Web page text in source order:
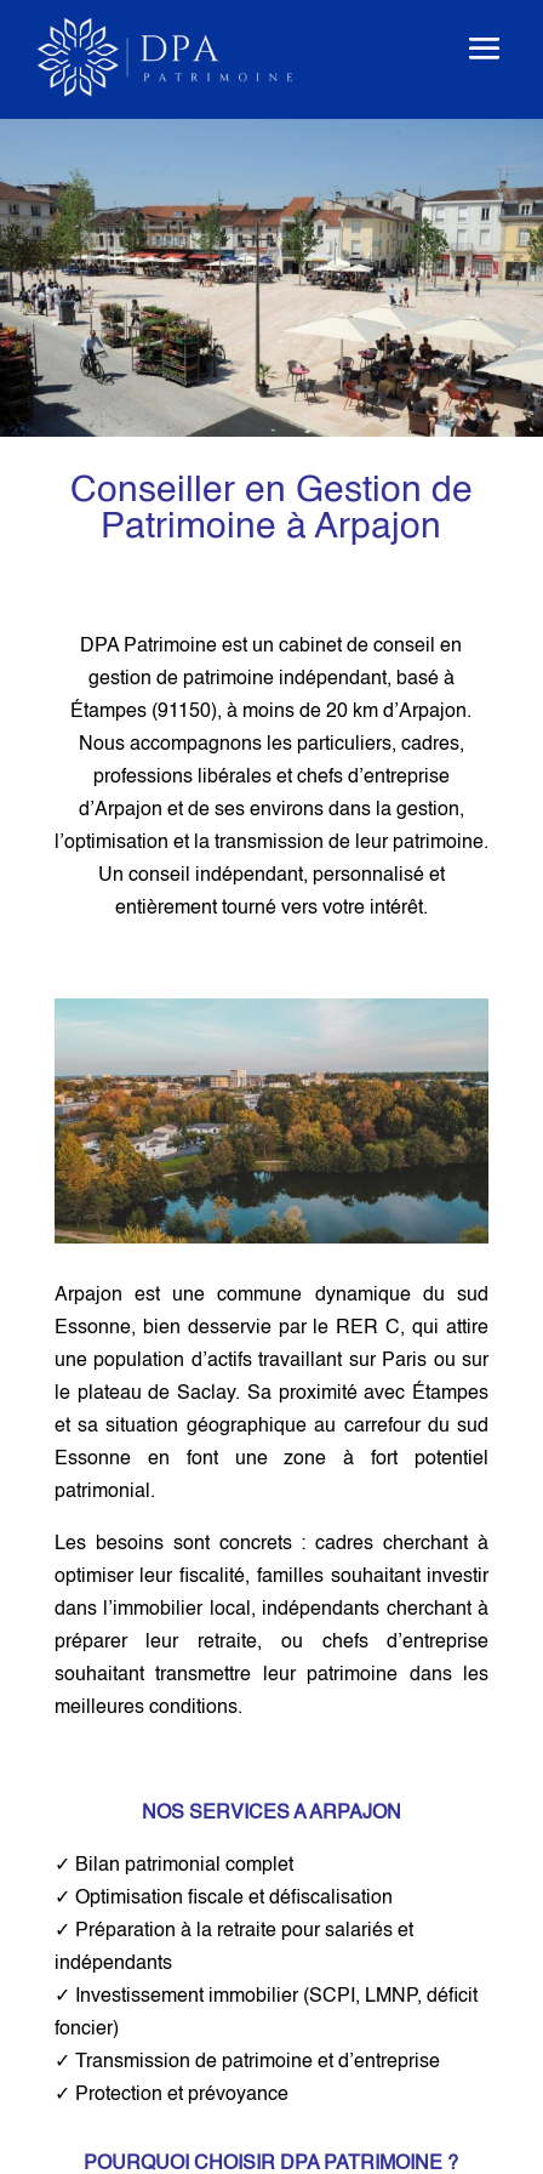
Conseiller en Gestion de
Patrimoine à Arpajon
DPA Patrimoine est un cabinet de conseil en
gestion de patrimoine indépendant, basé à
Étampes (91150), à moins de 20 km d’Arpajon.
Nous accompagnons les particuliers, cadres,
professions libérales et chefs d’entreprise
d’Arpajon et de ses environs dans la gestion,
l’optimisation et la transmission de leur patrimoine.
Un conseil indépendant, personnalisé et
entièrement tourné vers votre intérêt.
Arpajon est une commune dynamique du sud
Essonne, bien desservie par le RER C, qui attire
une population d’actifs travaillant sur Paris ou sur
le plateau de Saclay. Sa proximité avec Étampes
et sa situation géographique au carrefour du sud
Essonne en font une zone à fort potentiel
patrimonial.
Les besoins sont concrets : cadres cherchant à
optimiser leur fiscalité, familles souhaitant investir
dans l’immobilier local, indépendants cherchant à
préparer leur retraite, ou chefs d’entreprise
souhaitant transmettre leur patrimoine dans les
meilleures conditions.
NOS SERVICES A ARPAJON
✓ Bilan patrimonial complet
✓ Optimisation fiscale et défiscalisation
✓ Préparation à la retraite pour salariés et
indépendants
✓ Investissement immobilier (SCPI, LMNP, déficit
foncier)
✓ Transmission de patrimoine et d’entreprise
✓ Protection et prévoyance
POURQUOI CHOISIR DPA PATRIMOINE ?